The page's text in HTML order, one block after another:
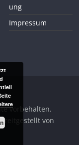
ung
Impressum
vorbehalten.
von